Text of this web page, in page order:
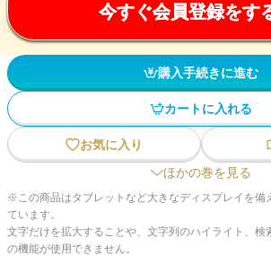
今すぐ会員登録をす
購入手続きに進む
カートに入れる
お気に入り
ほかの巻を見る
※この商品はタブレットなど大きなディスプレイを備
ています。
文字だけを拡大することや、文字列のハイライト、検
の機能が使用できません。